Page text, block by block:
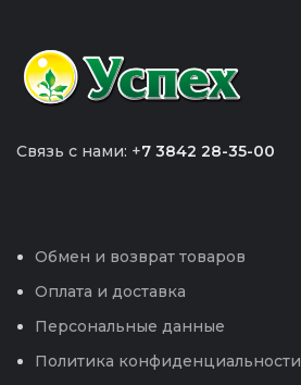
Связь с нами: +7 3842 28-35-00
Обмен и возврат товаров
Оплата и доставка
Персональные данные
Политика конфиденциальности